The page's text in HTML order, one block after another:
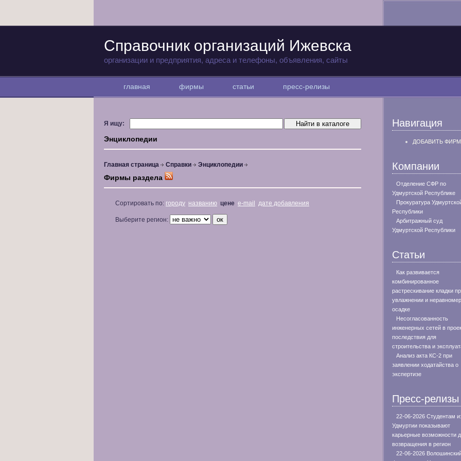
Справочник организаций Ижевска
организации и предприятия, адреса и телефоны, объявления, сайты
главная фирмы статьи пресс-релизы
Я ищу:
Энциклопедии
Главная страница Справки Энциклопедии
Фирмы раздела
Сортировать по: городу названию цене e-mail дате добавления
Выберите регион:
Навигация
ДОБАВИТЬ
Компании
Отделение СФР по
Удмуртской Республике
Прокуратура
Республики
Арбитражный суд
Удмуртской Республики
Статьи
Как развивается
комбинированное
растрескивание кладки
увлажнении и
осадке
Несогласованность
инженерных сетей в
последствия для
строительства и
Анализ акта КС-2 при
заявлении ходатайства о
экспертизе
Пресс-релизы
22-06-2026 Студентам
Удмуртии показывают
карьерные возможности
возвращения в регион
22-06-2026